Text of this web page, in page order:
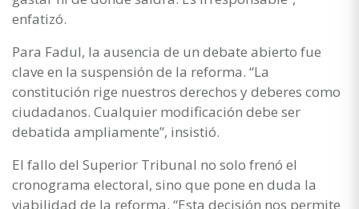
enfatizó.
Para Fadul, la ausencia de un debate abierto fue
clave en la suspensión de la reforma. “La
constitución rige nuestros derechos y deberes como
ciudadanos. Cualquier modificación debe ser
debatida ampliamente”, insistió.
El fallo del Superior Tribunal no solo frenó el
cronograma electoral, sino que pone en duda la
viabilidad de la reforma. “Esta decisión nos permite